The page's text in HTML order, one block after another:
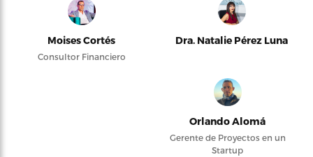
Moises Cortés
Consultor Financiero
Dra. Natalie Pérez Luna
Orlando Alomá
Gerente de Proyectos en un
Startup